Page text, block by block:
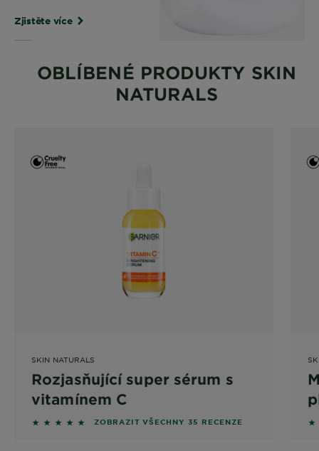
Zjistěte více
OBLÍBENÉ PRODUKTY SKIN
NATURALS
SKIN NATURALS
Rozjasňující super sérum s
vitamínem C
5 out of 5 stars based on reviews
ZOBRAZIT VŠECHNY 35 RECENZE 5